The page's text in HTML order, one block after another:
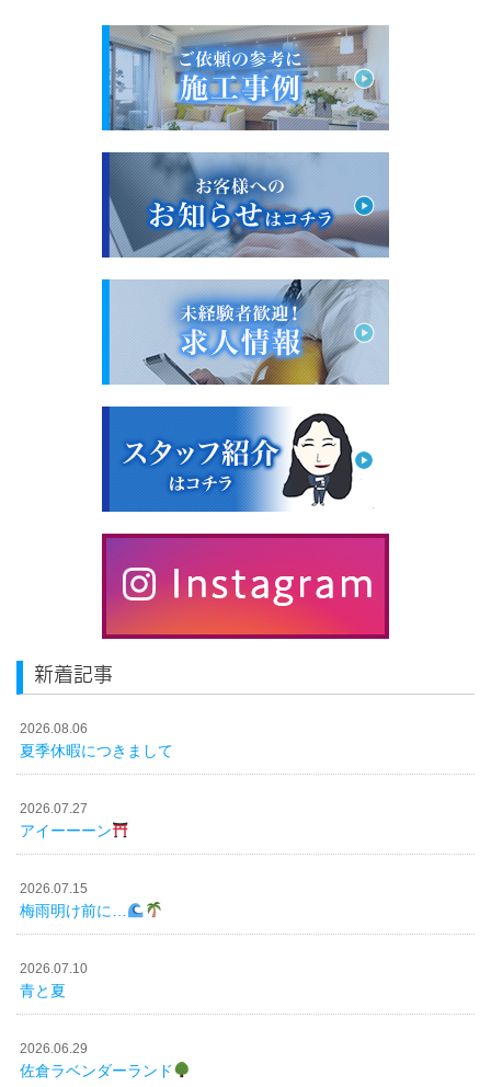
新着記事
2026.08.06
夏季休暇につきまして
2026.07.27
アイーーーン
2026.07.15
梅雨明け前に…
2026.07.10
青と夏
2026.06.29
佐倉ラベンダーランド